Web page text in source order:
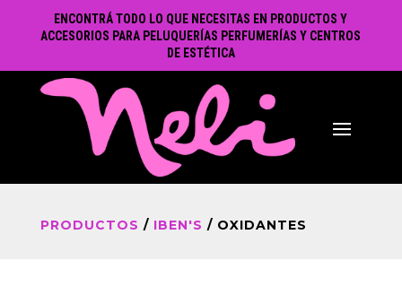
ENCONTRÁ TODO LO QUE NECESITAS EN PRODUCTOS Y
ACCESORIOS PARA PELUQUERÍAS PERFUMERÍAS Y CENTROS
DE ESTÉTICA
PRODUCTOS / IBEN'S / OXIDANTES